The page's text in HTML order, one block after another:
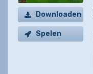
Downloaden
Spelen